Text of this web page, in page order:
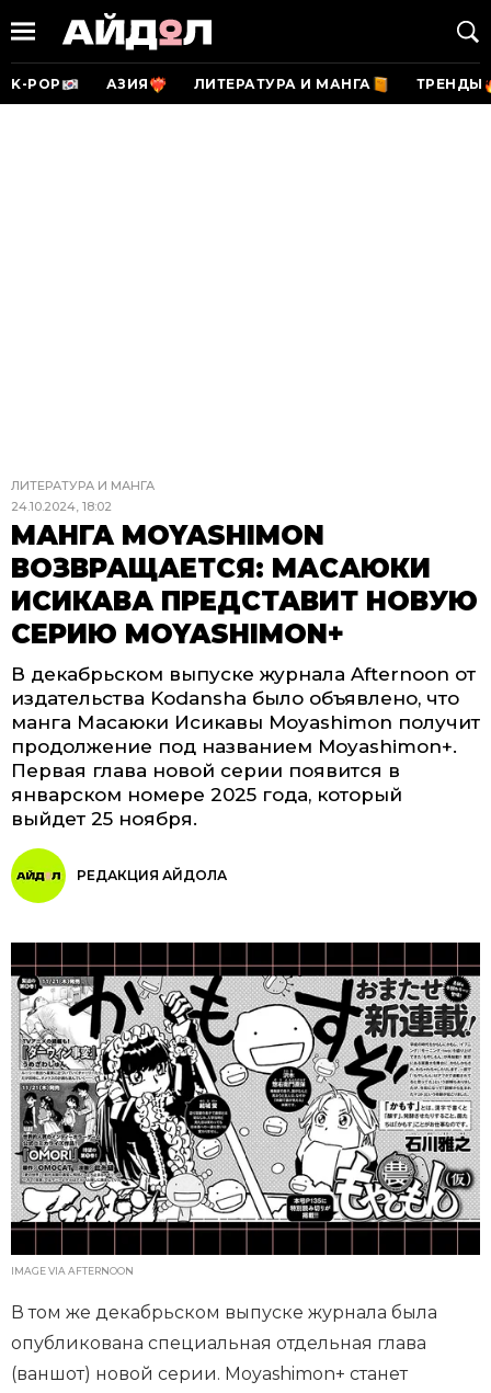
K-POP АЗИЯ ЛИТЕРАТУРА И МАНГА ТРЕНДЫ
ЛИТЕРАТУРА И МАНГА
24.10.2024, 18:02
МАНГА MOYASHIMON
ВОЗВРАЩАЕТСЯ: МАСАЮКИ
ИСИКАВА ПРЕДСТАВИТ НОВУЮ
СЕРИЮ MOYASHIMON+
В декабрьском выпуске журнала Afternoon от
издательства Kodansha было объявлено, что
манга Масаюки Исикавы Moyashimon получит
продолжение под названием Moyashimon+.
Первая глава новой серии появится в
январском номере 2025 года, который
выйдет 25 ноября.
РЕДАКЦИЯ АЙДОЛА
IMAGE VIA AFTERNOON
В том же декабрьском выпуске журнала была
опубликована специальная отдельная глава
(ваншот) новой серии. Moyashimon+ станет